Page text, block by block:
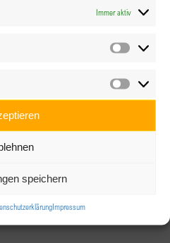
Immer aktiv
speichern
Impressum